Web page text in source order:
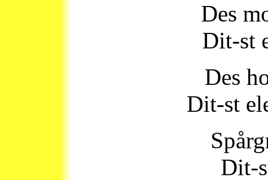
Des
Dit-st
Des
Dit-st
Dit-